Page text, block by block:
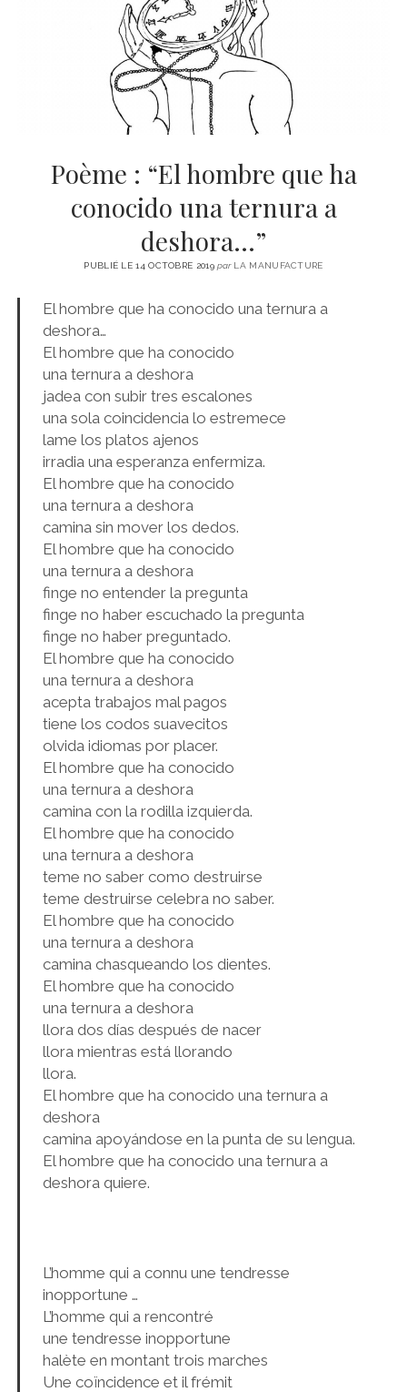
CINÉMA
LITTÉRATURE
ÉCONOMIE
SPORT
MÉDIAS
SANTÉ
instagram
emailemail-
form
Poème : “El hombre que ha
conocido una ternura a
deshora…”
PUBLIÉ LE 14 OCTOBRE 2019parLA MANUFACTURE
El hombre que ha conocido una ternura a
deshora…
El hombre que ha conocido
una ternura a deshora
jadea con subir tres escalones
una sola coincidencia lo estremece
lame los platos ajenos
irradia una esperanza enfermiza.
El hombre que ha conocido
una ternura a deshora
camina sin mover los dedos.
El hombre que ha conocido
una ternura a deshora
finge no entender la pregunta
finge no haber escuchado la pregunta
finge no haber preguntado.
El hombre que ha conocido
una ternura a deshora
acepta trabajos mal pagos
tiene los codos suavecitos
olvida idiomas por placer.
El hombre que ha conocido
una ternura a deshora
camina con la rodilla izquierda.
El hombre que ha conocido
una ternura a deshora
teme no saber como destruirse
teme destruirse celebra no saber.
El hombre que ha conocido
una ternura a deshora
camina chasqueando los dientes.
El hombre que ha conocido
una ternura a deshora
llora dos días después de nacer
llora mientras está llorando
llora.
El hombre que ha conocido una ternura a
deshora
camina apoyándose en la punta de su lengua.
El hombre que ha conocido una ternura a
deshora quiere.
L’homme qui a connu une tendresse
inopportune …
L’homme qui a rencontré
une tendresse inopportune
halète en montant trois marches
Une coïncidence et il frémit